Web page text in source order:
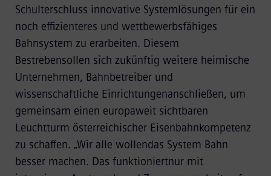
Schulterschluss innovative Systemlösungen für ein
noch effizienteres und wettbewerbsfähiges
Bahnsystem zu erarbeiten. Diesem
Bestrebensollen sich zukünftig weitere heimische
Unternehmen, Bahnbetreiber und
wissenschaftliche Einrichtungenanschließen, um
gemeinsam einen europaweit sichtbaren
Leuchtturm österreichischer Eisenbahnkompetenz
zu schaffen. „Wir alle wollendas System Bahn
besser machen. Das funktioniertnur mit